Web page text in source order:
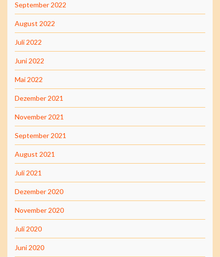
September 2022
August 2022
Juli 2022
Juni 2022
Mai 2022
Dezember 2021
November 2021
September 2021
August 2021
Juli 2021
Dezember 2020
November 2020
Juli 2020
Juni 2020